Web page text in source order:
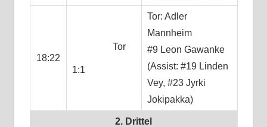
18:22
Tor
1:1
Tor: Adler
Mannheim
#9 Leon Gawanke
(Assist: #19 Linden
Vey, #23 Jyrki
Jokipakka)
2. Drittel